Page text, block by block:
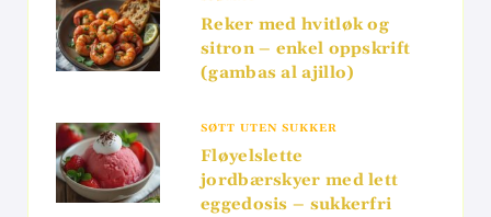
Reker med hvitløk og
sitron – enkel oppskrift
(gambas al ajillo)
SØTT UTEN SUKKER
Fløyelslette
jordbærskyer med lett
eggedosis – sukkerfri